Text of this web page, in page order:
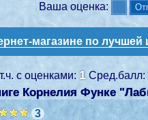
Ваша оценка:
магазине по лучшей
с оценками:1 Сред.балл:
Корнелия Функе "
3